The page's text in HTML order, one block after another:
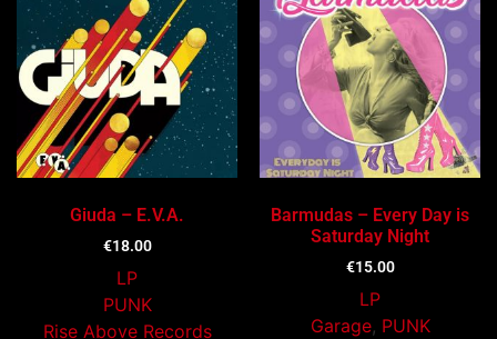
Giuda – E.V.A.
€18.00
LP
PUNK
Rise Above Records
Barmudas – Every Day is
Saturday Night
€15.00
LP
Garage, PUNK